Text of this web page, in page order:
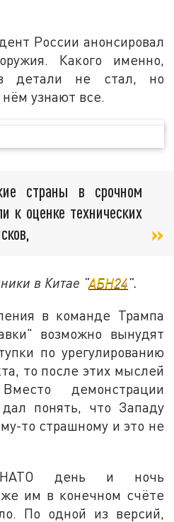
России анонсировал
Какого именно,
детали не стал, но
узнают все.
страны в срочном
к оценке технических
в Китае "АБН24".
в команде Трампа
возможно вынудят
по урегулированию
то после этих мыслей
демонстрации
понять, что Западу
то страшному и это не
НАТО день и ночь
им в конечном счёте
По одной из версий,